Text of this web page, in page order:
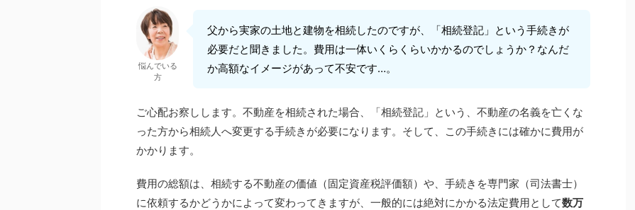
悩んでいる
方
父から実家の土地と建物を相続したのですが、「相続登記」という手続きが
必要だと聞きました。費用は一体いくらくらいかかるのでしょうか？なんだ
か高額なイメージがあって不安です…。
ご心配お察しします。不動産を相続された場合、「相続登記」という、不動産の名義を亡くな
った方から相続人へ変更する手続きが必要になります。そして、この手続きには確かに費用が
かかります。
費用の総額は、相続する不動産の価値（固定資産税評価額）や、手続きを専門家（司法書士）
に依頼するかどうかによって変わってきますが、一般的には絶対にかかる法定費用として数万